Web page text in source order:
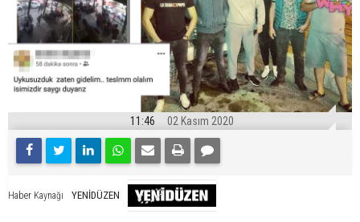
11:46 02 Kasım 2020
Haber Kaynağı YENİDÜZEN